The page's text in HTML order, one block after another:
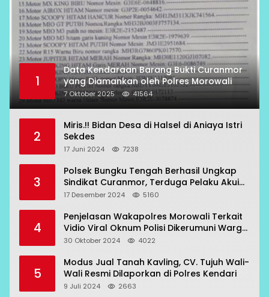
1
Data Kendaraan Barang Bukti Curanmor
yang Diamankan oleh Polres Morowali
7 Oktober 2025 41564
2
Miris.!! Bidan Desa di Halsel di Aniaya Istri
Sekdes
17 Juni 2024 7238
3
Polsek Bungku Tengah Berhasil Ungkap
Sindikat Curanmor, Terduga Pelaku Akui
Beraksi di 7 Lokasi
17 Desember 2024 5160
4
Penjelasan Wakapolres Morowali Terkait
Vidio Viral Oknum Polisi Dikerumuni Warga
Bahodopi
30 Oktober 2024 4022
5
Modus Jual Tanah Kavling, CV. Tujuh Wali-
Wali Resmi Dilaporkan di Polres Kendari
9 Juli 2024 2663